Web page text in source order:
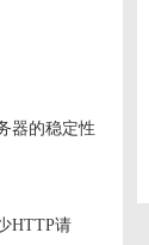
器的稳定性
HTTP请